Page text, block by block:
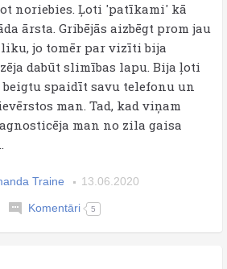
noriebies. Ļoti 'patīkami' kā
ārsta. Gribējās aizbēgt prom jau
jo tomēr par vizīti bija
dabūt slimības lapu. Bija ļoti
spaidīt savu telefonu un
man. Tad, kad viņam
man no zila gaisa
Traine 13.06.2020
Komentāri 5